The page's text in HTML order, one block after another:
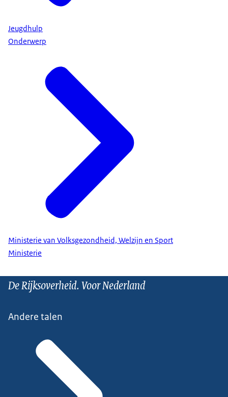
Jeugdhulp
Onderwerp
Ministerie van Volksgezondheid, Welzijn en Sport
Ministerie
De Rijksoverheid. Voor Nederland
Andere talen